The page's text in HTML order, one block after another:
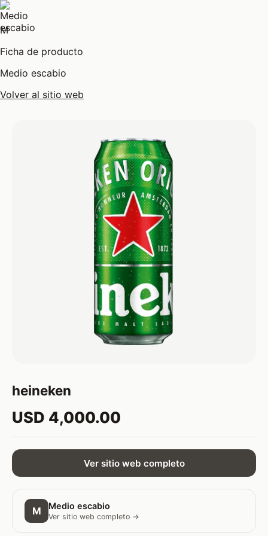
M
Ficha de producto
Medio escabio
Volver al sitio web
heineken
USD 4,000.00
Ver sitio web completo
M Medio escabio
Ver sitio web completo →